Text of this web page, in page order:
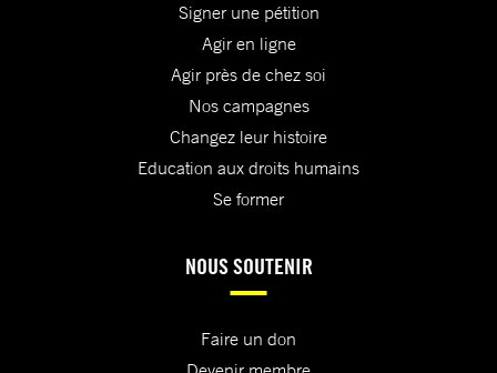
Signer une pétition
Agir en ligne
Agir près de chez soi
Nos campagnes
Changez leur histoire
Education aux droits humains
Se former
NOUS SOUTENIR
Faire un don